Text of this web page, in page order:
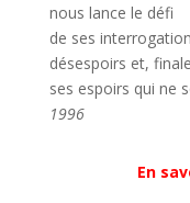
nous lance le défi
de ses
désespoirs et,
ses espoirs qui
1996
En